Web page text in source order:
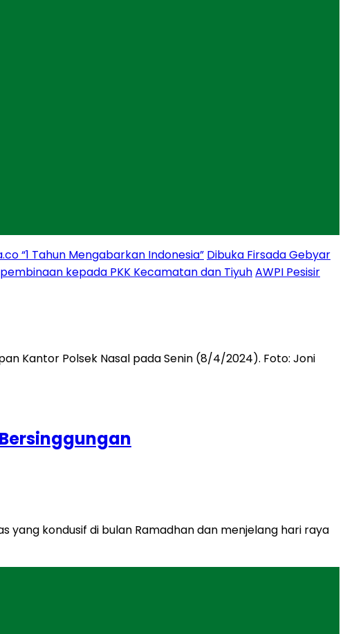
“1 Tahun Mengabarkan Indonesia” Dibuka Firsada Gebyar
kepada PKK Kecamatan dan TiyuhAWPI Pesisir
yang kondusif di bulan Ramadhan dan menjelang hari raya